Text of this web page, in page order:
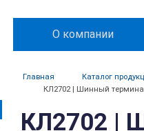
О компании
Главная Каталог
КЛ2702 | Шинный
КЛ2702 |